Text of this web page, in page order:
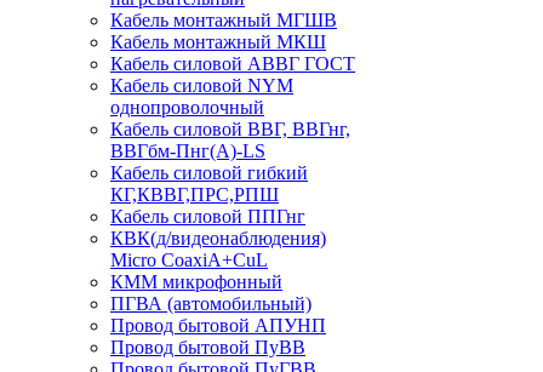
Кабель монтажный МГШВ
Кабель монтажный МКШ
Кабель силовой АВВГ ГОСТ
Кабель силовой NYM
однопроволочный
Кабель силовой ВВГ, ВВГнг,
ВВГбм-Пнг(А)-LS
Кабель силовой гибкий
КГ,КВВГ,ПРС,РПШ
Кабель силовой ППГнг
КВК(д/видеонаблюдения)
Micro CoaxiA+CuL
КММ микрофонный
ПГВА (автомобильный)
Провод бытовой АПУНП
Провод бытовой ПуВВ